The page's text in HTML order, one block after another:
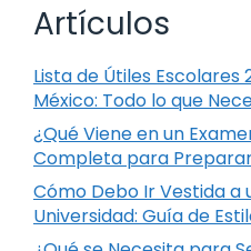
Artículos
Lista de Útiles Escolares
México: Todo lo que
¿Qué Viene en un
Completa para
Cómo Debo Ir Vestida a
Universidad: Guía de